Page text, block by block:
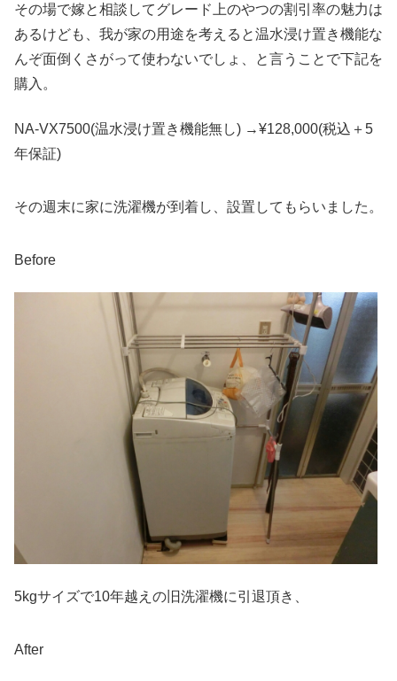
その場で嫁と相談してグレード上のやつの割引率の魅力は
あるけども、我が家の用途を考えると温水浸け置き機能な
んぞ面倒くさがって使わないでしょ、と言うことで下記を
購入。
NA-VX7500(温水浸け置き機能無し) →¥128,000(税込＋5
年保証)
その週末に家に洗濯機が到着し、設置してもらいました。
Before
5kgサイズで10年越えの旧洗濯機に引退頂き、
After